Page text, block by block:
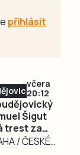
přihlásit
včera
20:12
Šigut
trest za
/ ČESKÉ